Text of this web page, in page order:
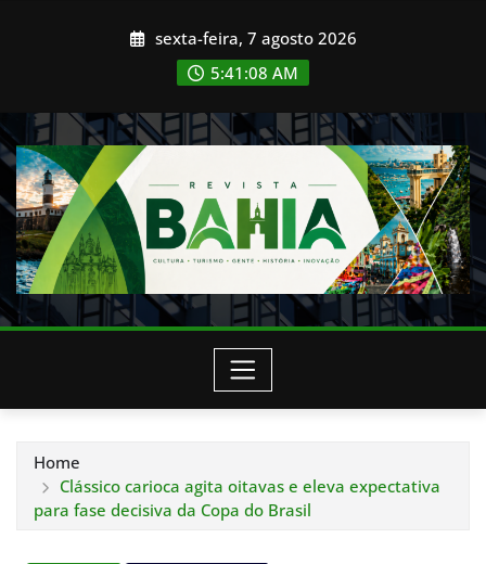
sexta-feira, 7 agosto 2026
5:41:11 AM
Home
Clássico carioca agita oitavas e eleva expectativa
para fase decisiva da Copa do Brasil